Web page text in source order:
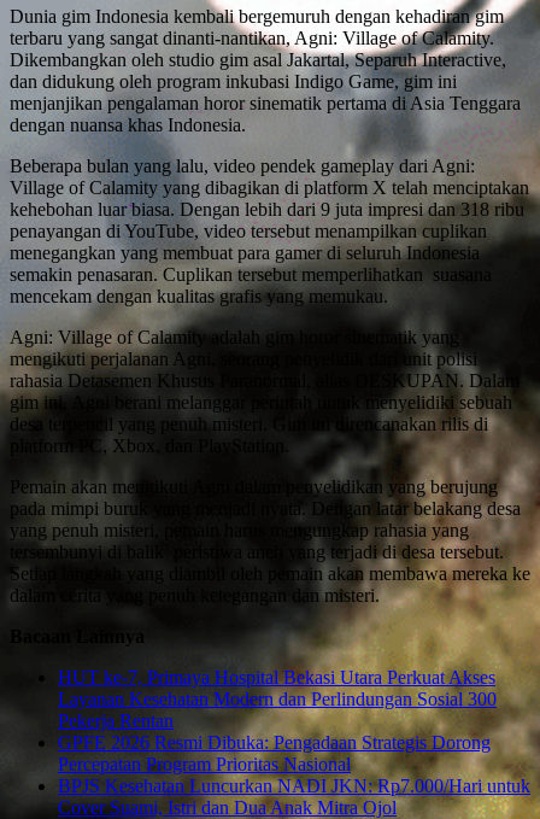
Share
Dunia gim Indonesia kembali bergemuruh dengan kehadiran gim
terbaru yang sangat dinanti-nantikan, Agni: Village of Calamity.
Dikembangkan oleh studio gim asal Jakartal, Separuh Interactive,
dan didukung oleh program inkubasi Indigo Game, gim ini
menjanjikan pengalaman horor sinematik pertama di Asia Tenggara
dengan nuansa khas Indonesia.
Beberapa bulan yang lalu, video pendek gameplay dari Agni:
Village of Calamity yang dibagikan di platform X telah menciptakan
kehebohan luar biasa. Dengan lebih dari 9 juta impresi dan 318 ribu
penayangan di YouTube, video tersebut menampilkan cuplikan
menegangkan yang membuat para gamer di seluruh Indonesia
semakin penasaran. Cuplikan tersebut memperlihatkan suasana
mencekam dengan kualitas grafis yang memukau.
Agni: Village of Calamity adalah gim horor sinematik yang
mengikuti perjalanan Agni, seorang penyelidik dari unit polisi
rahasia Detasemen Khusus Paranormal, alias DESKUPAN. Dalam
gim ini, Agni berani melanggar perintah untuk menyelidiki sebuah
desa terpencil yang penuh misteri. Gim ini direncanakan rilis di
platform PC, Xbox, dan PlayStation.
Pemain akan mengikuti Agni dalam penyelidikan yang berujung
pada mimpi buruk yang menjadi nyata. Dengan latar belakang desa
yang penuh misteri, pemain harus mengungkap rahasia yang
tersembunyi di balik peristiwa aneh yang terjadi di desa tersebut.
Setiap langkah yang diambil oleh pemain akan membawa mereka ke
dalam cerita yang penuh ketegangan dan misteri.
Bacaan Lainnya
HUT ke-7, Primaya Hospital Bekasi Utara Perkuat Akses
Layanan Kesehatan Modern dan Perlindungan Sosial 300
Pekerja Rentan
GPFE 2026 Resmi Dibuka: Pengadaan Strategis Dorong
Percepatan Program Prioritas Nasional
BPJS Kesehatan Luncurkan NADI JKN: Rp7.000/Hari untuk
Cover Suami, Istri dan Dua Anak Mitra Ojol